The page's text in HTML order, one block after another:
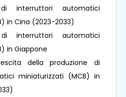
interruttori automatici
in Cina (2023-2033)
interruttori automatici
in Giappone
della produzione di
miniaturizzati (MCB) in